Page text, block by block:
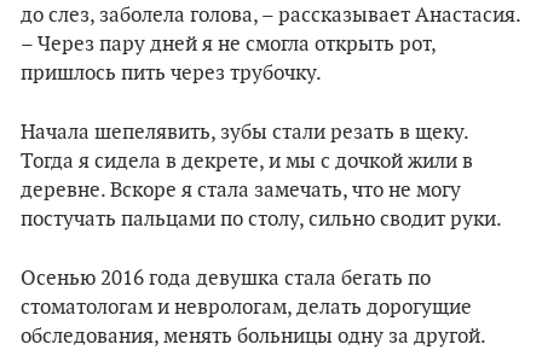
до слез, заболела голова, – рассказывает Анастасия.
– Через пару дней я не смогла открыть рот,
пришлось пить через трубочку.
Начала шепелявить, зубы стали резать в щеку.
Тогда я сидела в декрете, и мы с дочкой жили в
деревне. Вскоре я стала замечать, что не могу
постучать пальцами по столу, сильно сводит руки.
Осенью 2016 года девушка стала бегать по
стоматологам и неврологам, делать дорогущие
обследования, менять больницы одну за другой.